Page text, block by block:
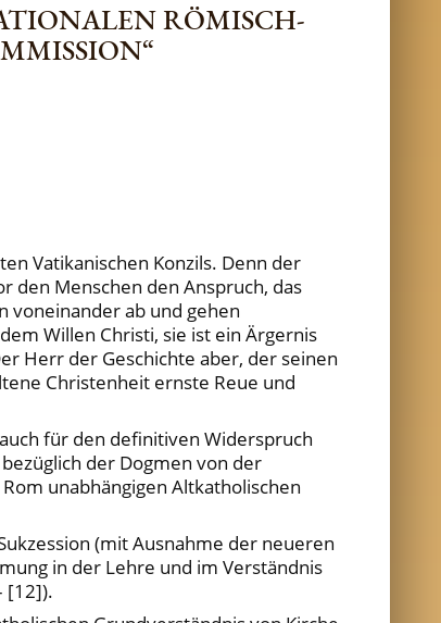
RÖMISCH-
Vatikanischen Konzils. Denn der
den Menschen den Anspruch, das
voneinander ab und gehen
Willen Christi, sie ist ein Ärgernis
Herr der Geschichte aber, der seinen
Christenheit ernste Reue und
für den definitiven Widerspruch
der Dogmen von der
unabhängigen Altkatholischen
(mit Ausnahme der neueren
in der Lehre und im Verständnis
[12]).